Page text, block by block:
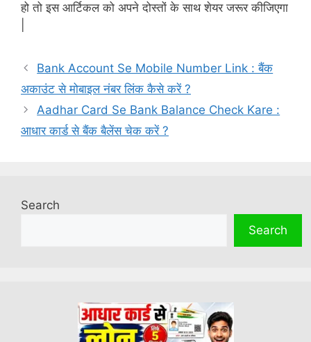
हो तो इस आर्टिकल को अपने दोस्तों के साथ शेयर जरूर कीजिएगा
Bank Account Se Mobile Number Link : बैंक
अकाउंट से मोबाइल नंबर लिंक कैसे करें ?
Aadhar Card Se Bank Balance Check Kare :
आधार कार्ड से बैंक बैलेंस चेक करें ?
Search
Search